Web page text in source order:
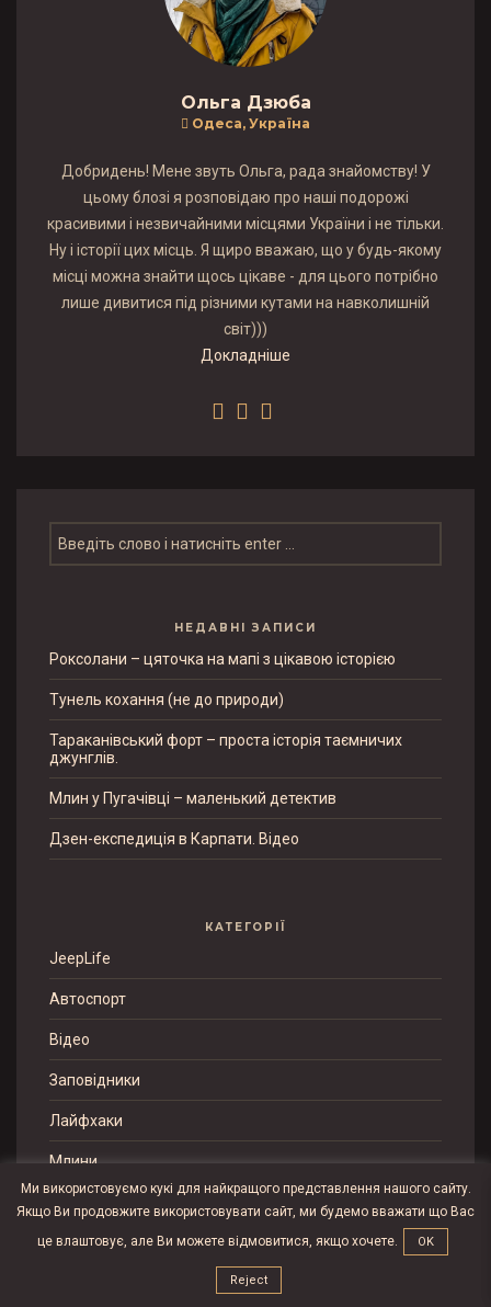
Ольга Дзюба
Одеса, Україна
Добридень! Мене звуть Ольга, рада знайомству! У
цьому блозі я розповідаю про наші подорожі
красивими і незвичайними місцями України і не тільки.
Ну і історії цих місць. Я щиро вважаю, що у будь-якому
місці можна знайти щось цікаве - для цього потрібно
лише дивитися під різними кутами на навколишній
світ)))
Докладніше
Ми використовуємо кукі для найкращого представлення нашого сайту.
Якщо Ви продовжите використовувати сайт, ми будемо вважати що Вас
це влаштовує, але Ви можете відмовитися, якщо хочете.
OK
Reject
НЕДАВНІ ЗАПИСИ
Роксолани – цяточка на мапі з цікавою історією
Тунель кохання (не до природи)
Тараканівський форт – проста історія таємничих
джунглів.
Млин у Пугачівці – маленький детектив
Дзен-експедиція в Карпати. Відео
КАТЕГОРІЇ
JeepLife
Автоспорт
Відео
Заповідники
Лайфхаки
Млини
Наші подорожі
Огляди